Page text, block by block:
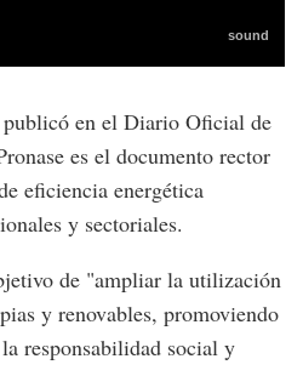
publicó en el Diario Oficial de
es el documento rector
eficiencia energética
y sectoriales.
de "ampliar la utilización
y renovables, promoviendo
responsabilidad social y